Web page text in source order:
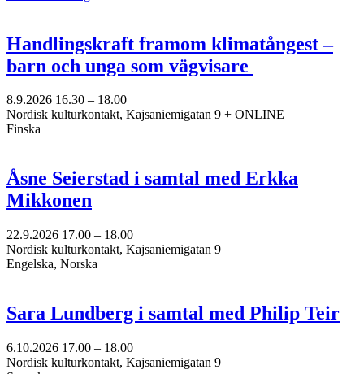
Handlingskraft framom klimatångest –
barn och unga som vägvisare
8.9.2026 16.30 – 18.00
Nordisk kulturkontakt, Kajsaniemigatan 9 + ONLINE
Finska
Åsne Seierstad i samtal med Erkka
Mikkonen
22.9.2026 17.00 – 18.00
Nordisk kulturkontakt, Kajsaniemigatan 9
Engelska, Norska
Sara Lundberg i samtal med Philip Teir
6.10.2026 17.00 – 18.00
Nordisk kulturkontakt, Kajsaniemigatan 9